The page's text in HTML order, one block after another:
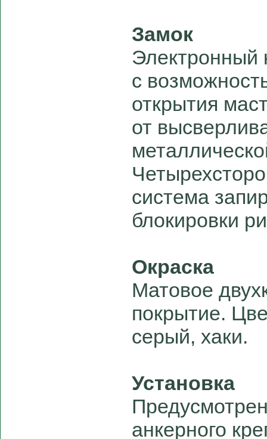
Замок
Электронный
с
открытия
от
система
блокировки
Окраска
Матовое
покрытие.
серый, хаки.
Установка
анкерного